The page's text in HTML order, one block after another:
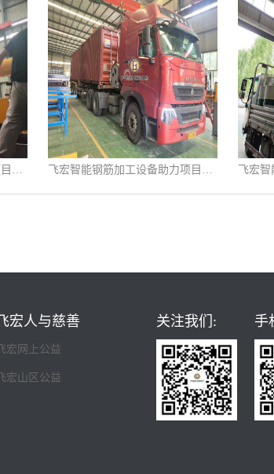
飞宏智能钢筋加工设备助力项目施工建设 飞宏智能钢筋加工设备助力项目施工建设
飞宏人与慈善
飞宏网上公益
飞宏山区公益
关注我们: 手